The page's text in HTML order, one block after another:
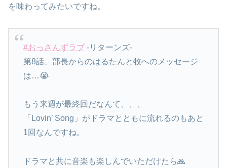
を味わってみたいですね。
#おっさんずラブ-リターンズ-
第8話、部長からのはるたんと牧へのメッセージ
は…😭
もう来週が最終回だなんて、、、
「Lovin’ Song」がドラマとともに流れるのもあと
1回なんですね。
ドラマと共に音楽も楽しんでいただけたら🙏